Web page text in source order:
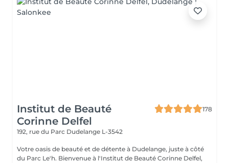
Institut de Beauté
Corinne Delfel
178
192, rue du Parc Dudelange L-3542
Votre oasis de beauté et de détente à Dudelange, juste à côté
du Parc Le'h. Bienvenue à l'Institut de Beauté Corinne Delfel,